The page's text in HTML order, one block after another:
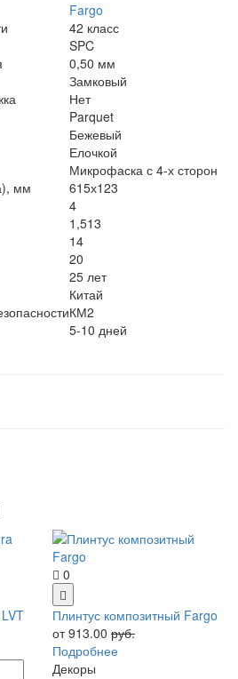
Fargo
42 класс
SPC
0,50 мм
Замковый
Нет
Parquet
Бежевый
Елочкой
Микрофаска с 4-х сторон
мм
615х123
4
1,513
14
20
25 лет
Китай
КМ2
5-10 дней
0
Плинтус композитный Fargo
от 913.00 руб.
Подробнее
Декоры